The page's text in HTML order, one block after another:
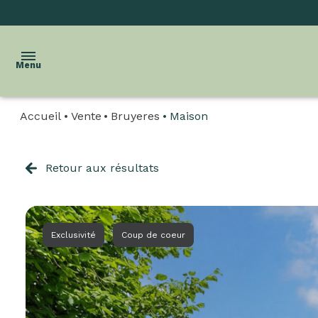
Menu
biens
vendus
estimation
biens
Accueil Vente Bruyeres Maison
Retour aux résultats
Exclusivité Coup de coeur